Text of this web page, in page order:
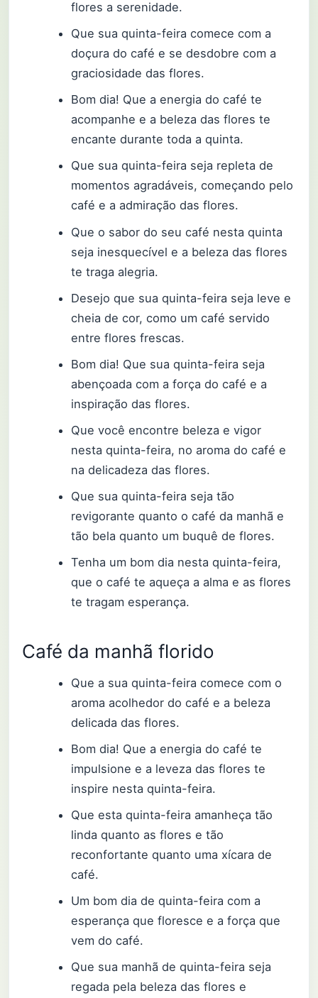
flores a serenidade.
Que sua quinta-feira comece com a
doçura do café e se desdobre com a
graciosidade das flores.
Bom dia! Que a energia do café te
acompanhe e a beleza das flores te
encante durante toda a quinta.
Que sua quinta-feira seja repleta de
momentos agradáveis, começando pelo
café e a admiração das flores.
Que o sabor do seu café nesta quinta
seja inesquecível e a beleza das flores
te traga alegria.
Desejo que sua quinta-feira seja leve e
cheia de cor, como um café servido
entre flores frescas.
Bom dia! Que sua quinta-feira seja
abençoada com a força do café e a
inspiração das flores.
Que você encontre beleza e vigor
nesta quinta-feira, no aroma do café e
na delicadeza das flores.
Que sua quinta-feira seja tão
revigorante quanto o café da manhã e
tão bela quanto um buquê de flores.
Tenha um bom dia nesta quinta-feira,
que o café te aqueça a alma e as flores
te tragam esperança.
Café da manhã florido
Que a sua quinta-feira comece com o
aroma acolhedor do café e a beleza
delicada das flores.
Bom dia! Que a energia do café te
impulsione e a leveza das flores te
inspire nesta quinta-feira.
Que esta quinta-feira amanheça tão
linda quanto as flores e tão
reconfortante quanto uma xícara de
café.
Um bom dia de quinta-feira com a
esperança que floresce e a força que
vem do café.
Que sua manhã de quinta-feira seja
regada pela beleza das flores e